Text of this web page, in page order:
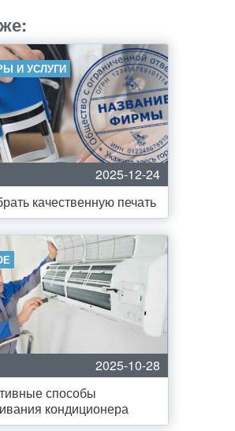
И УСЛУГИ
2025-12-24
качественную печать
2025-10-28
способы
кондиционера